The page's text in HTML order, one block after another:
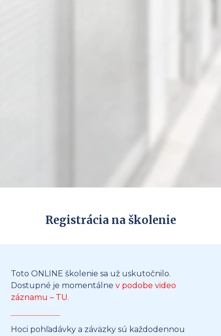
Registrácia na školenie
Toto ONLINE školenie sa už uskutočnilo.
Dostupné je momentálnev podobe video
záznamu – TU.
Hoci pohľadávky a záväzky sú každodennou